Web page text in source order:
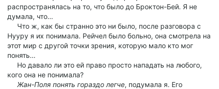
распространялась на то, что было до Броктон-Бей. Я не
думала, что…
Что ж, как бы странно это ни было, после разговора с
Нууру я их понимала. Рейчел было больно, она смотрела на
этот мир с другой точки зрения, которую мало кто мог
понять…
Но давало ли это ей право просто нападать на любого,
кого она не понимала?
Жан-Поля понять гораздо легче, подумала я. Его